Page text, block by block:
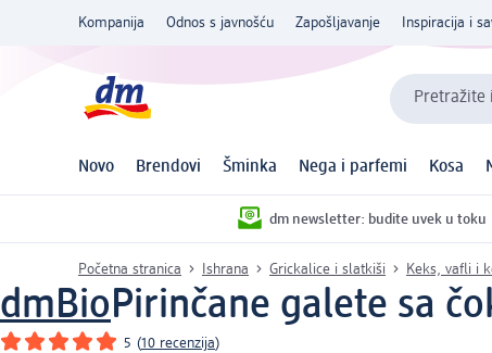
Kompanija Odnos s javnošću Zapošljavanje Inspiracija i
Pretražite
Novo Brendovi Šminka Nega i parfemi Kosa
dm newsletter: budite uvek u toku
Početna stranica Ishrana Grickalice i slatkiši Keks, vafli i
dmBioPirinčane galete sa
5 (10 recenzija)